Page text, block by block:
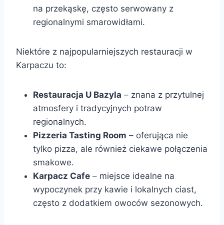
na przekąskę, często serwowany z
regionalnymi smarowidłami.
Niektóre z najpopularniejszych restauracji w
Karpaczu to:
Restauracja U Bazyla – znana z przytulnej
atmosfery i tradycyjnych potraw
regionalnych.
Pizzeria Tasting Room – oferująca nie
tylko pizza, ale również ciekawe połączenia
smakowe.
Karpacz Cafe – miejsce idealne na
wypoczynek przy kawie i lokalnych ciast,
często z dodatkiem owoców sezonowych.